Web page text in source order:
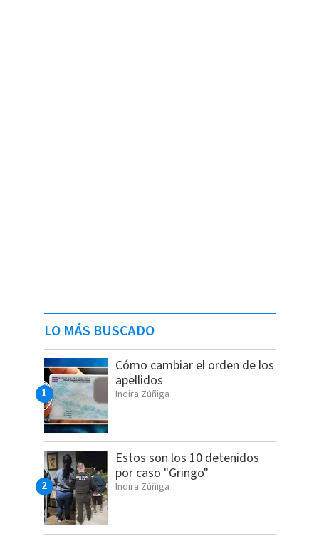
LO MÁS BUSCADO
Cómo cambiar el orden de los
apellidos
Indira Zúñiga
Estos son los 10 detenidos
por caso "Gringo"
Indira Zúñiga